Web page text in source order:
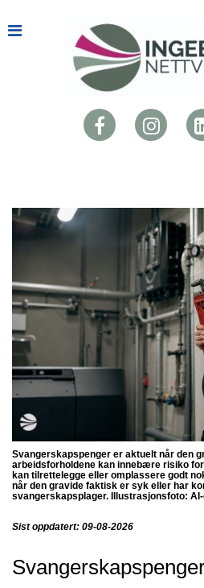
Svangerskapspenger er aktuelt når den
arbeidsforholdene kan innebære risiko
kan tilrettelegge eller omplassere godt
når den gravide faktisk er syk eller har
svangerskapsplager. Illustrasjonsfoto:
Sist oppdatert: 09-08-2026